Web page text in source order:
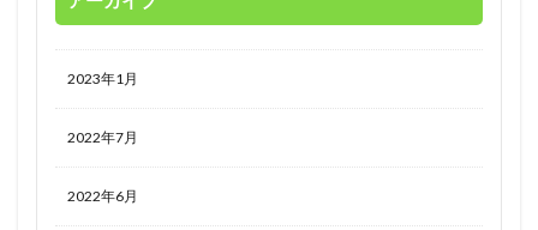
2023年1月
2022年7月
2022年6月